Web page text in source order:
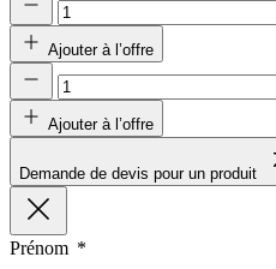
Ajouter à l’offre
Ajouter à l’offre
Demande de devis pour un produit
Prénom